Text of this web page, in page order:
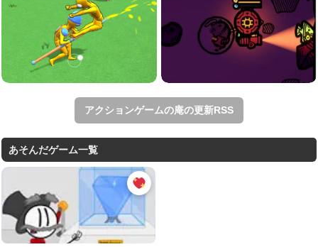
アクションゲームの庵の更新RSS
あそんだゲーム一覧